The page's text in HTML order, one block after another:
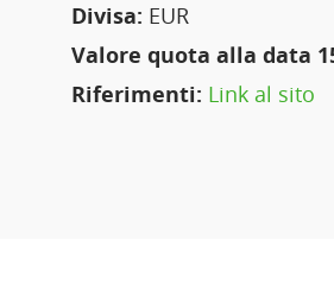
Divisa: EUR
Valore quota alla data
Riferimenti: Link al sito